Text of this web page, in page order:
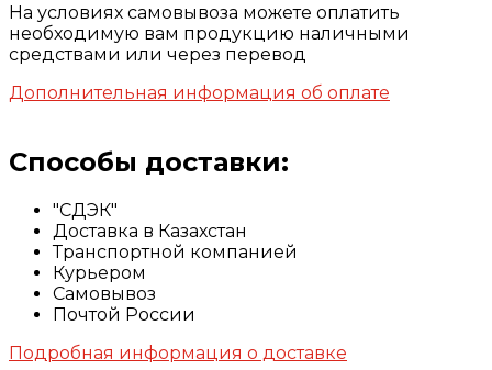
На условиях самовывоза можете оплатить
необходимую вам продукцию наличными
средствами или через перевод
Дополнительная информация об оплате
Способы доставки:
"СДЭК"
Доставка в Казахстан
Транспортной компанией
Курьером
Самовывоз
Почтой России
Подробная информация о доставке